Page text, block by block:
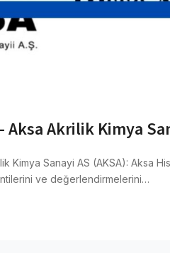
Aksa Akrilik Kimya
Kimya Sanayi AS (AKSA): Aksa
ve değerlendirmelerini…